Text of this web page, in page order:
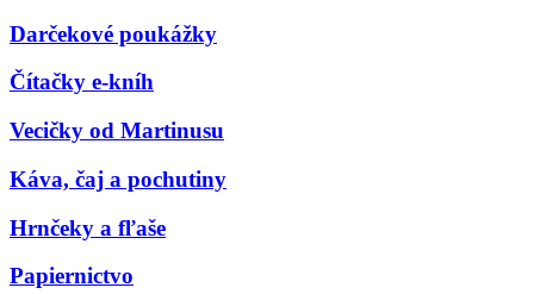
Darčekové poukážky
Čítačky e-kníh
Vecičky od Martinusu
Káva, čaj a pochutiny
Hrnčeky a fľaše
Papiernictvo